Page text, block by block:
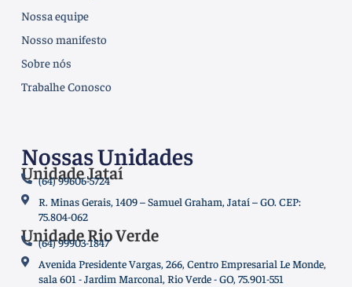
Nossa equipe
Nosso manifesto
Sobre nós
Trabalhe Conosco
Nossas Unidades
Unidade Jataí
(64) 99606-5724
R. Minas Gerais, 1409 – Samuel Graham, Jataí – GO. CEP:
75.804-062
Unidade Rio Verde
(64) 99903-1847
Avenida Presidente Vargas, 266, Centro Empresarial Le Monde,
sala 601 - Jardim Marconal, Rio Verde - GO, 75.901-551